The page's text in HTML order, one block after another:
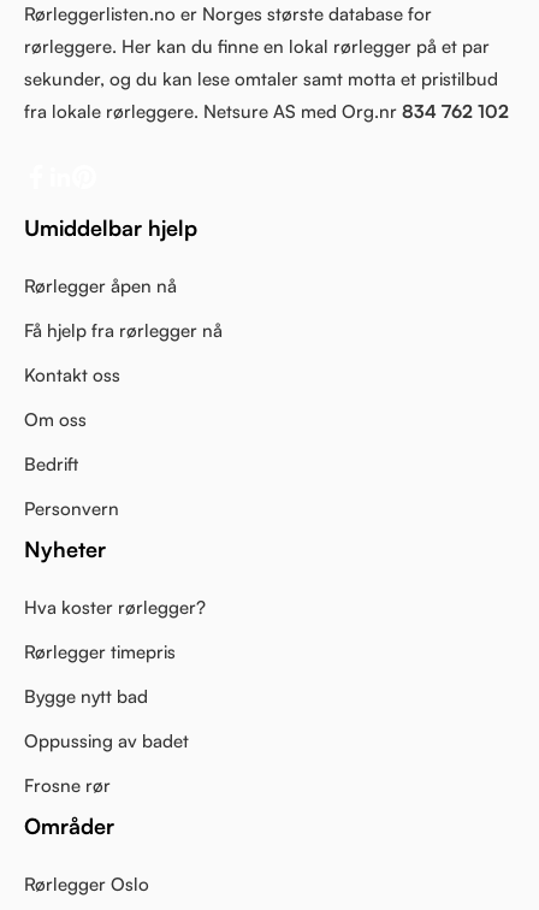
Rørleggerlisten.no er Norges største database for
rørleggere. Her kan du finne en lokal rørlegger på et par
sekunder, og du kan lese omtaler samt motta et pristilbud
fra lokale rørleggere. Netsure AS med Org.nr 834 762 102
Umiddelbar hjelp
Rørlegger åpen nå
Få hjelp fra rørlegger nå
Kontakt oss
Om oss
Bedrift
Personvern
Nyheter
Hva koster rørlegger?
Rørlegger timepris
Bygge nytt bad
Oppussing av badet
Frosne rør
Områder
Rørlegger Oslo